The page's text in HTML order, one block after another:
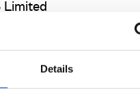
Details
Limited